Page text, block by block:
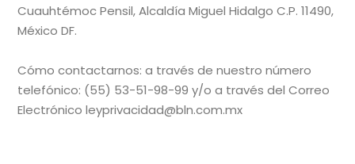
Cuauhtémoc Pensil, Alcaldía Miguel Hidalgo C.P. 11490,
México DF.
Cómo contactarnos: a través de nuestro número
telefónico: (55) 53-51-98-99 y/o a través del Correo
Electrónico leyprivacidad@bln.com.mx